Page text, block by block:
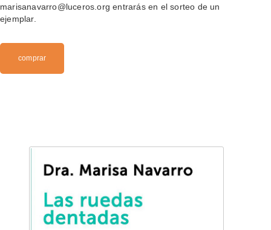
marisanavarro@luceros.org entrarás en el sorteo de un
ejemplar.
comprar